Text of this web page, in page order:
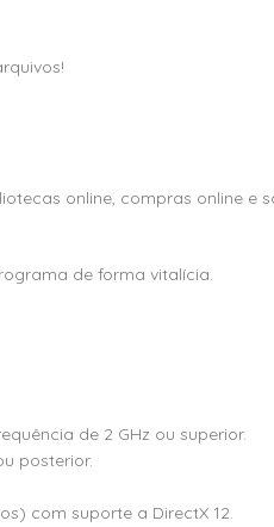
online, compras online
de forma vitalícia.
de 2 GHz ou superior.
posterior.
com suporte a DirectX 12.